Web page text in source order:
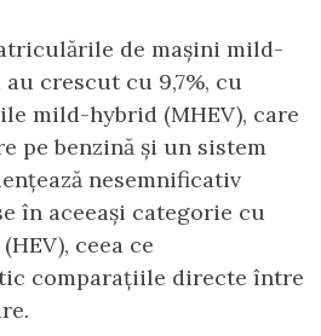
de mașini mild-
crescut cu 9,7%, cu
mild-hybrid (MHEV), care
pe benzină și un sistem
nesemnificativ
în aceeași categorie cu
ceea ce
comparațiile directe între